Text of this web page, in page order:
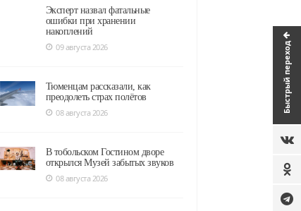
Быстрый переход
Эксперт назвал фатальные
ошибки при хранении
накоплений
09 августа 2026
Тюменцам рассказали, как
преодолеть страх полётов
08 августа 2026
В тобольском Гостином дворе
открылся Музей забытых звуков
08 августа 2026